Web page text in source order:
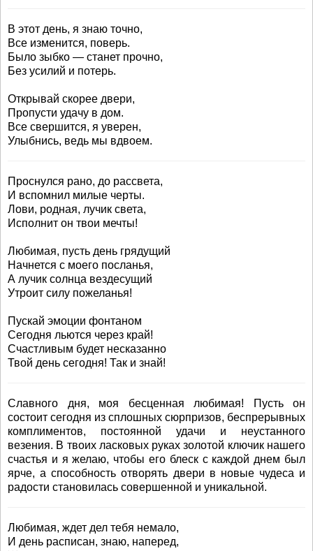
В этот день, я знаю точно,
Все изменится, поверь.
Было зыбко — станет прочно,
Без усилий и потерь.
Открывай скорее двери,
Пропусти удачу в дом.
Все свершится, я уверен,
Улыбнись, ведь мы вдвоем.
Проснулся рано, до рассвета,
И вспомнил милые черты.
Лови, родная, лучик света,
Исполнит он твои мечты!
Любимая, пусть день грядущий
Начнется с моего посланья,
А лучик солнца вездесущий
Утроит силу пожеланья!
Пускай эмоции фонтаном
Сегодня льются через край!
Счастливым будет несказанно
Твой день сегодня! Так и знай!
Славного дня, моя бесценная любимая! Пусть он
состоит сегодня из сплошных сюрпризов, беспрерывных
комплиментов, постоянной удачи и неустанного
везения. В твоих ласковых руках золотой ключик нашего
счастья и я желаю, чтобы его блеск с каждой днем был
ярче, а способность отворять двери в новые чудеса и
радости становилась совершенной и уникальной.
Любимая, ждет дел тебя немало,
И день расписан, знаю, наперед,